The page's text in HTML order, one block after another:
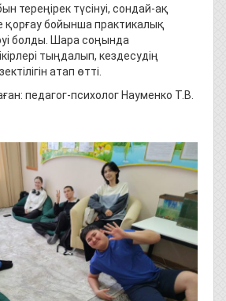
тереңірек түсінуі, сондай-ақ
қорғау бойынша практикалық
болды. Шара соңында
тыңдалып, кездесудің
атап өтті.
педагог-психолог Науменко Т.В.